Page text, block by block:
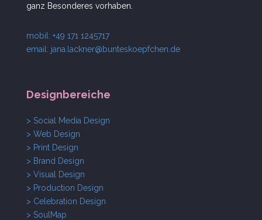
ganz Besonderes vorhaben.
mobil: +49 171 1245717
email: jana.lackner@bunteskoepfchen.de
Designbereiche
> Social Media Design
> Web Design
> Print Design
> Brand Design
> Visual Design
> Production Design
> Celebration Design
> SoulMap